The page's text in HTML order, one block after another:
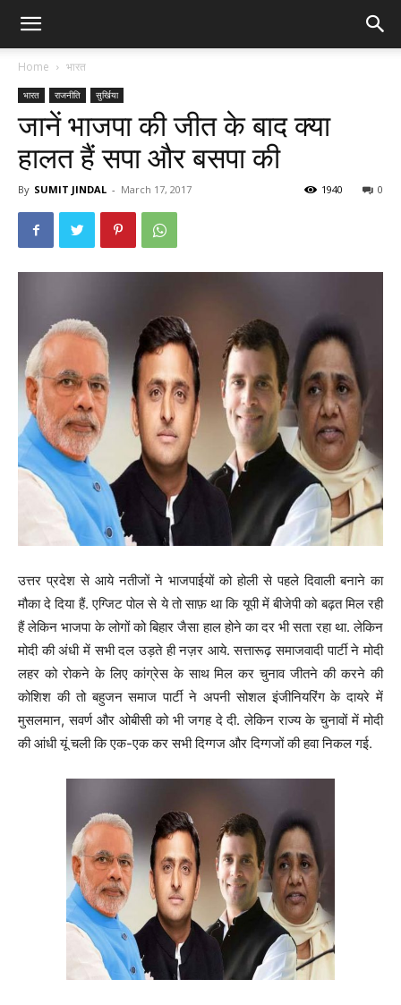
Home भारत
भारत राजनीति सुर्खिया
जानें भाजपा की जीत के बाद क्या
हालत हैं सपा और बसपा की
By SUMIT JINDAL - March 17, 2017 0
1940
उत्तर प्रदेश से आये नतीजों ने भाजपाईयों को होली से पहले दिवाली बनाने का
मौका दे दिया हैं. एग्जिट पोल से ये तो साफ़ था कि यूपी में बीजेपी को बढ़त मिल रही
हैं लेकिन भाजपा के लोगों को बिहार जैसा हाल होने का दर भी सता रहा था. लेकिन
मोदी की अंधी में सभी दल उड़ते ही नज़र आये. सत्तारूढ़ समाजवादी पार्टी ने मोदी
लहर को रोकने के लिए कांग्रेस के साथ मिल कर चुनाव जीतने की करने की
कोशिश की तो बहुजन समाज पार्टी ने अपनी सोशल इंजीनियरिंग के दायरे में
मुसलमान, सवर्ण और ओबीसी को भी जगह दे दी. लेकिन राज्य के चुनावों में मोदी
की आंधी यूं चली कि एक-एक कर सभी दिग्गज और दिग्गजों की हवा निकल गई.